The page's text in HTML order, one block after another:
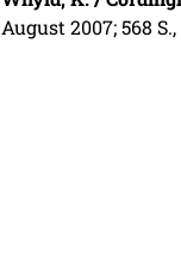
August 2007; 568